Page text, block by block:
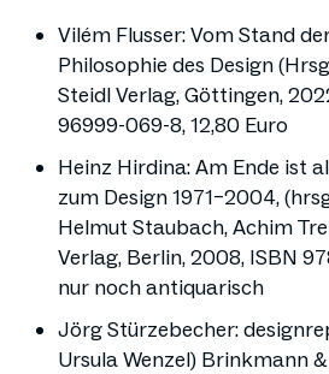
Vilém Flusser: Vom Stand
Philosophie des Design
Steidl Verlag, Göttingen,
96999-069-8, 12,80 Euro
Heinz Hirdina: Am Ende ist
zum Design 1971–2004,
Helmut Staubach, Achim
Verlag, Berlin, 2008, ISBN
nur noch antiquarisch
Jörg Stürzebecher:
Ursula Wenzel) Brinkmann